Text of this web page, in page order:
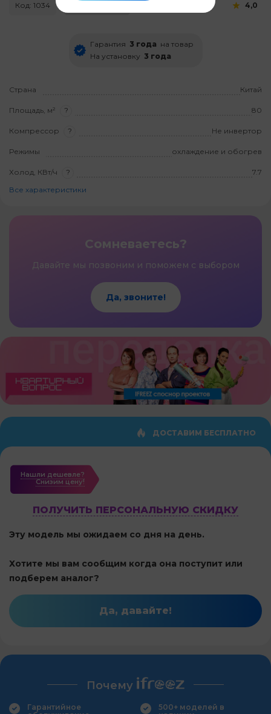
Код: 1034 4,0
Гарантия 3 года на товар
На установку 3 года
Страна Китай
Площадь, м² ? 80
Компрессор ? Не инвертор
Режимы охлаждение и обогрев
Холод, КВт/ч ?
7.7
Все характеристики
Сомневаетесь?
Давайте мы позвоним и поможем с выбором
Да, звоните!
ДОСТАВИМ БЕСПЛАТНО
Нашли дешевле?
Cнизим цену!
ПОЛУЧИТЬ ПЕРСОНАЛЬНУЮ СКИДКУ
Эту модель мы ожидаем со дня на день.
Хотите мы вам сообщим когда она поступит или
подберем аналог?
Да, давайте!
Почему
Гарантийное
500+ моделей в